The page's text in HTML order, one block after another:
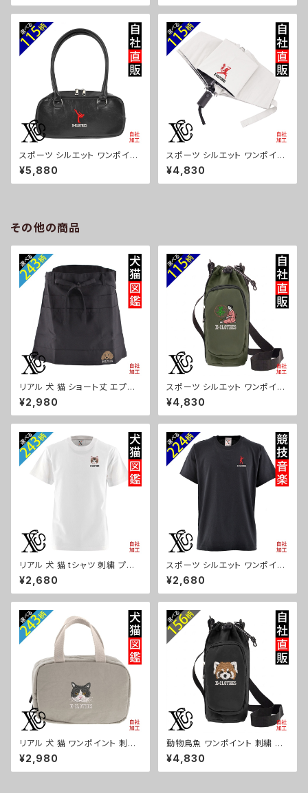
ース メンズ おしゃれ 雑貨 グッ
部活 野球 サッカー バスケ テニ
ス 和太鼓 大相撲 ori-a-bg17
9-b08-s
軽い おしゃれ 雑貨 グッズ 自社
野球 サッカー バスケ テニス 和
太鼓 大相撲 ori-a-bg178-b0
8-s
スポーツ シルエット ワンポイン
ト 刺繍上品なシボ感 横長ショル
ダーバッグ レディース ミニボス
トン 軽量 雑貨 グッズ 自社ブラ
¥5,880
スポーツ シルエット ワンポイン
ト 刺繍【形状記憶+自動開閉】
折りたたみ傘 レディース メンズ
55cm 晴雨兼用 UVカット99.
¥4,830
その他の商品
リアル 犬 猫 ショート丈 エプロ
ン レディース オリジナル ワンポ
イント 刺繍 腰巻 ギャルソン サ
ロン カフェ 撥水加工 無地 かわ
ワ シーズー シュナウザー パグ
フレンチブルドッグ X-CLOTHE
S 猫図鑑 犬図鑑 ori-a-tao23
-b10-s
¥2,980
スポーツ シルエット ワンポイン
ト 刺繍ボトルケース ペットボト
ルホルダー 保冷 保温 670ml
レディース メンズ 雑貨 グッズ
活 野球 サッカー バスケ テニス
和太鼓 大相撲 ori-a-bg173-
b08-s
¥4,830
リアル 犬 猫 tシャツ 刺繍 プレ
ゼント 5.6oz オリジナル 半袖
Tシャツ メンズ ワンポイント ロ
ゴ おしゃれ 無地 カットソー 和
シュナウザー パグ フレンチブル
ドッグ X-CLOTHES 猫図鑑 犬
図鑑 ori-am-tst2-g10-s
¥2,680
スポーツ シルエット ワンポイン
ト 刺繍 プレゼント 5.6oz オリ
ジナル 半袖 Tシャツ メンズ ロ
ゴ おしゃれ tシャツ 無地 カット
紺 自社ブランド 父の日 お祭り
トップス グッズ 文字 面白い お
もしろ 卒団 記念品 部活 卒業 o
ri-am-tst2-b08-s
¥2,680
リアル 犬 猫 ワンポイント 刺繍
保温保冷ミニバッグ エコバッグ
軽量 バッグインバッグ レディー
ス メンズ 雑貨 グッズ 自社ブラ
¥2,980
動物鳥魚 ワンポイント 刺繍 ボ
トルケース ペットボトルホルダー
保冷 保温 670ml レディース メ
ンズ 雑貨 グッズ 自社ブランド
¥4,830